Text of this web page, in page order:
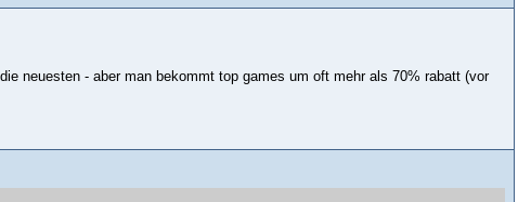
neuesten - aber man bekommt top games um oft mehr als 70% rabatt (vor